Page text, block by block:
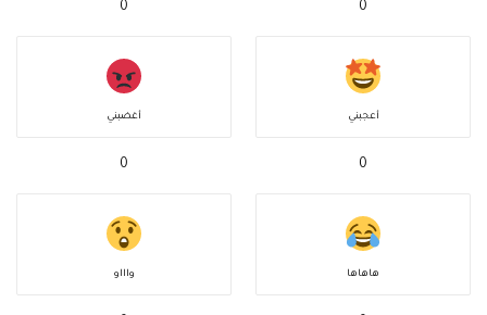
0
0
أعجبني
0
أغضبني
0
هاهاها واااو